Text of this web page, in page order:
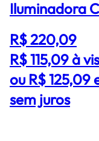
Iluminadora
R$ 220,09
R$ 115,09à
ou R$ 125,09
sem juros